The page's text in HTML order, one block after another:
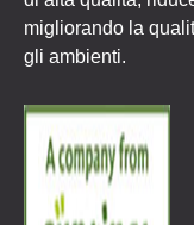
migliorando la
gli ambienti.